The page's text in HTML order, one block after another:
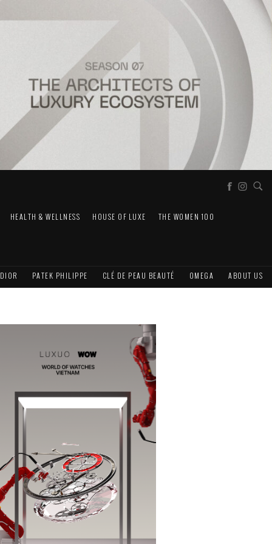
HEALTH & WELLNESS HOUSE OF LUXE THE WOMEN 100
DIOR PATEK PHILIPPE CLÉ DE PEAU BEAUTÉ OMEGA ABOUT US